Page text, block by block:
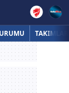
TAKIMLAR